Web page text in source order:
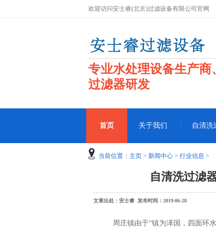
欢迎访问安士睿(北京)过滤设备有限公司官网
专业水处理设备生产商
过滤器研发
首页 关于我们 自清洗
当前位置： 主页 > 新闻中心 > 行业信息 >
自清洗过滤
文章出处：安士睿 发布时间：2019-06-28
周庄镇由于“镇为泽国，四面环水